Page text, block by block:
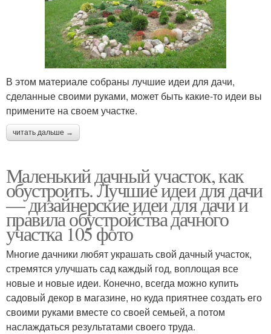
В этом материале собраны лучшие идеи для дачи,
сделанные своими руками, может быть какие-то идеи вы
примените на своем участке.
читать дальше →
Маленький дачный участок, как
обустроить. Лучшие идеи для дачи
— дизайнерские идеи для дачи и
правила обустройства дачного
участка 105 фото
Многие дачники любят украшать свой дачный участок,
стремятся улучшать сад каждый год, воплощая все
новые и новые идеи. Конечно, всегда можно купить
садовый декор в магазине, но куда приятнее создать его
своими руками вместе со своей семьей, а потом
наслаждаться результатами своего труда.